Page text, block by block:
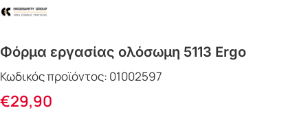
Φόρμα εργασίας ολόσωμη 5113 Ergo
Κωδικός προϊόντος: 01002597
€29,90